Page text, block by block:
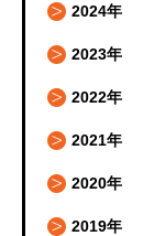
2024年
2023年
2022年
2021年
2020年
2019年